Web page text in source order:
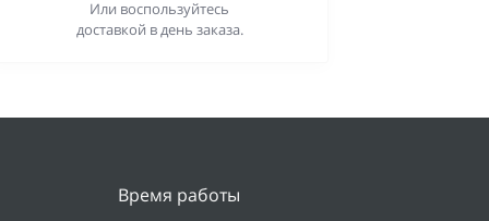
Или воспользуйтесь
доставкой в день заказа.
Время работы